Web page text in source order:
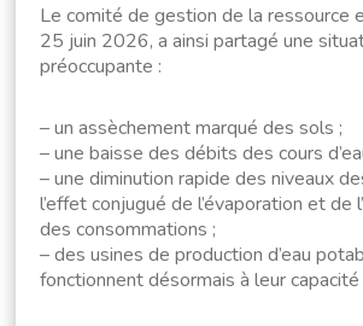
Le comité de gestion de la ressource
25 juin 2026, a ainsi partagé une
préoccupante :
– un assèchement marqué des sols ;
– une baisse des débits des cours
– une diminution rapide des niveaux
l’effet conjugué de l’évaporation et de
des consommations ;
– des usines de production d’eau
fonctionnent désormais à leur